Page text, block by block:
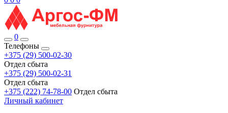
0
Телефоны
+375 (29) 500-02-30
Отдел сбыта
+375 (29) 500-02-31
Отдел сбыта
+375 (222) 74-78-00 Отдел сбыта
Личный кабинет